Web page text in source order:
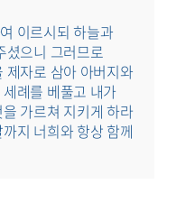
이르시되 하늘과
셨으니 그러므로
제자로 삼아 아버지와
례를 베풀고 내가
가르쳐 지키게 하라
지 너희와 항상 함께